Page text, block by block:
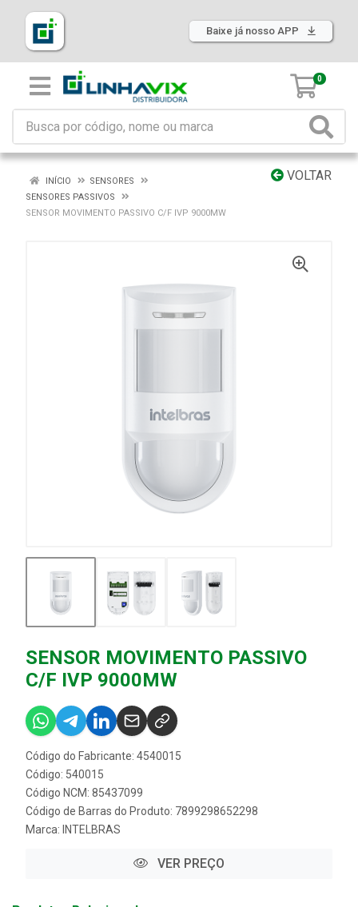
Baixe já nosso APP
0
VOLTAR
INÍCIO
SENSORES
SENSORES PASSIVOS
SENSOR MOVIMENTO PASSIVO C/F IVP 9000MW
SENSOR MOVIMENTO PASSIVO
C/F IVP 9000MW
Código do Fabricante: 4540015
Código: 540015
Código NCM: 85437099
Código de Barras do Produto: 7899298652298
Marca: INTELBRAS
VER PREÇO